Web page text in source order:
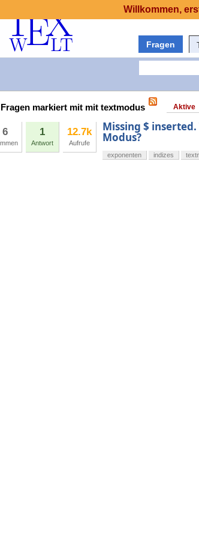
Fragen
Fragen markiert mit mit textmodus Aktive
6 1
Antwort
12.7k
Aufrufe
Missing $
Modus?
exponenten indizes
Willkommen,